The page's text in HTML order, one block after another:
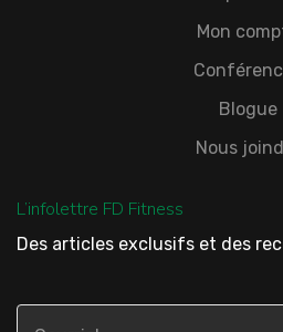
Mon
Blogue
Nous
L’infolettre FD Fitness
Des articles exclusifs et des